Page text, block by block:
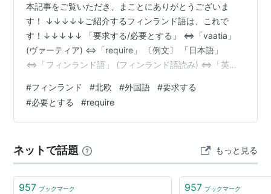
本記事をご覧いただき、まことにありがとうございま
す！ ↓↓↓↓↓ご紹介するフィンランド語は、これで
す！↓↓↓↓↓ 「要求する/必要とする」 ⇔「vaatia」
(ヴァーティア) ⇔「require」 〔例文〕 「日本語」
⇔「フィンランド語」 (フィンランド語読み) ⇔「英
・・・・・・・・・・・・・・・・・・・・・・・・・
・・・・・・・・・・ いかがでしたか？ では、この短い
記事から去る前に、「ようきゅうする/ひつようとする、
次に目を閉じ、何も見ずに言えたら成功です。 仮に言え
なくても、もう一度発音を見てから何度も試してくださ
#フィンランド #北欧 #外国語 #要求する
#必要とする #require
ネットで話題 もっと見る
957 ブックマーク 957 ブックマーク